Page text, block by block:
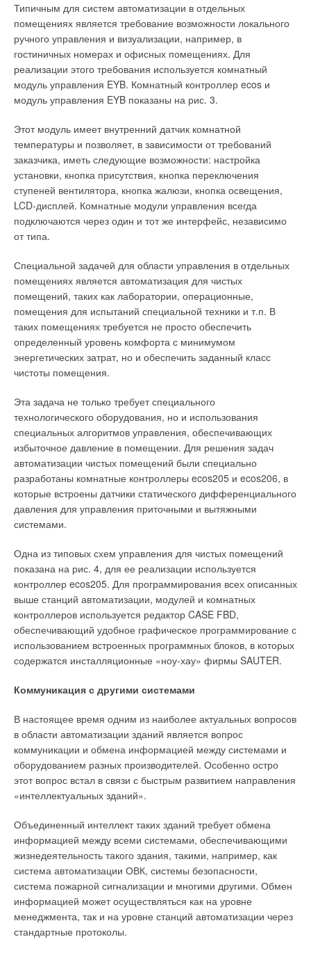
Типичным для систем автоматизации в отдельных
помещениях является требование возможности локального
ручного управления и визуализации, например, в
гостиничных номерах и офисных помещениях. Для
реализации этого требования используется комнатный
модуль управления EYB. Комнатный контроллер ecos и
модуль управления EYB показаны на рис. 3.
Этот модуль имеет внутренний датчик комнатной
температуры и позволяет, в зависимости от требований
заказчика, иметь следующие возможности: настройка
установки, кнопка присутствия, кнопка переключения
ступеней вентилятора, кнопка жалюзи, кнопка освещения,
LCD-дисплей. Комнатные модули управления всегда
подключаются через один и тот же интерфейс, независимо
от типа.
Специальной задачей для области управления в отдельных
помещениях является автоматизация для чистых
помещений, таких как лаборатории, операционные,
помещения для испытаний специальной техники и т.п. В
таких помещениях требуется не просто обеспечить
определенный уровень комфорта с минимумом
энергетических затрат, но и обеспечить заданный класс
чистоты помещения.
Эта задача не только требует специального
технологического оборудования, но и использования
специальных алгоритмов управления, обеспечивающих
избыточное давление в помещении. Для решения задач
автоматизации чистых помещений были специально
разработаны комнатные контроллеры ecos205 и ecos206, в
которые встроены датчики статического дифференциального
давления для управления приточными и вытяжными
системами.
Одна из типовых схем управления для чистых помещений
показана на рис. 4, для ее реализации используется
контроллер ecos205. Для программирования всех описанных
выше станций автоматизации, модулей и комнатных
контроллеров используется редактор CASE FBD,
обеспечивающий удобное графическое программирование с
использованием встроенных программных блоков, в которых
содержатся инсталляционные «ноу-хау» фирмы SAUTER.
Коммуникация с другими системами
В настоящее время одним из наиболее актуальных вопросов
в области автоматизации зданий является вопрос
коммуникации и обмена информацией между системами и
оборудованием разных производителей. Особенно остро
этот вопрос встал в связи с быстрым развитием направления
«интеллектуальных зданий».
Объединенный интеллект таких зданий требует обмена
информацией между всеми системами, обеспечивающими
жизнедеятельность такого здания, такими, например, как
система автоматизации ОВК, системы безопасности,
система пожарной сигнализации и многими другими. Обмен
информацией может осуществляться как на уровне
менеджмента, так и на уровне станций автоматизации через
стандартные протоколы.
Минеральная вата и полиэтилен позволяют минимизировать
затраты на сам материал, но, несмотря на это, расходы на
трудозатраты и дальнейший ремонт и эксплуатацию объекта
могут значительно превысить первоначальную стоимость
материала.
Так что задумайтесь о правильности выбора
максимального эффекта при минимуме затрат.
>>>Также читайте по темеТеплоизоляционный материал
Armaduct для воздуховодовв журналеСОК 2002 №10
Читайте по теме:
Шум в водопроводных трубах — как от него избавиться?
ЖУРНАЛ СОК СЕНТЯБРЬ 2017
→
Вызов и шанс. Энергосбережение и снижение выбросов
СО2 благодаря изоляции
ЖУРНАЛ СОК ИЮЛЬ 2007
→ Новый продукт SH/Armaflex
ЖУРНАЛ СОК ИЮЛЬ 2007
→
Опыту ARMACELL доверяют. 50 лет с начала
производства теплоизоляции Armaflex
Уведомления отключены
В этой теме еще нет комментариев
Добавить комментарий
Ваше имя *
Ваш E-mail *